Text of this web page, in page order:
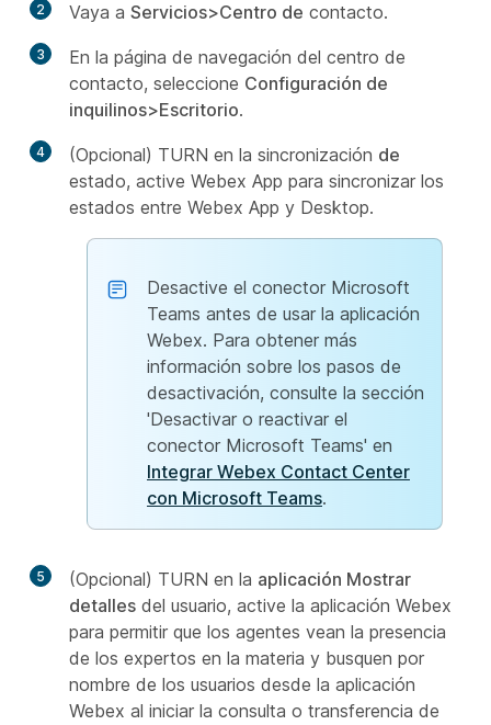
2 Vaya a Servicios>Centro de contacto.
3
En la página de navegación del centro de
contacto, seleccione Configuración de
inquilinos>Escritorio.
4 (Opcional) TURN en la sincronización de
estado, active Webex App para sincronizar los
estados entre Webex App y Desktop.
Desactive el conector Microsoft
Teams antes de usar la aplicación
Webex. Para obtener más
información sobre los pasos de
desactivación, consulte la sección
'Desactivar o reactivar el
conector Microsoft Teams' en
Integrar Webex Contact Center
con Microsoft Teams.
5 (Opcional) TURN en la aplicación Mostrar
detalles del usuario, active la aplicación Webex
para permitir que los agentes vean la presencia
de los expertos en la materia y busquen por
nombre de los usuarios desde la aplicación
Webex al iniciar la consulta o transferencia de